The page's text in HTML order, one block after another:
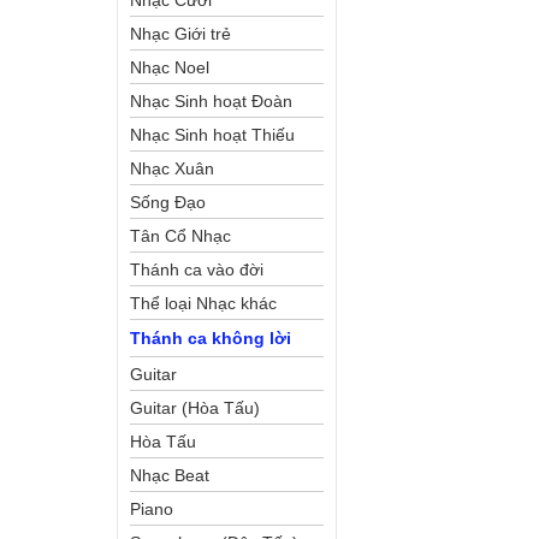
Nhạc Giới trẻ
Nhạc Noel
Nhạc Sinh hoạt Đoàn
Thể Công Giáo
Nhạc Sinh hoạt Thiếu
Nhi
Nhạc Xuân
Sống Đạo
Tân Cổ Nhạc
Thánh ca vào đời
Thể loại Nhạc khác
Thánh ca không lời
Guitar
Guitar (Hòa Tấu)
Hòa Tấu
Nhạc Beat
Piano